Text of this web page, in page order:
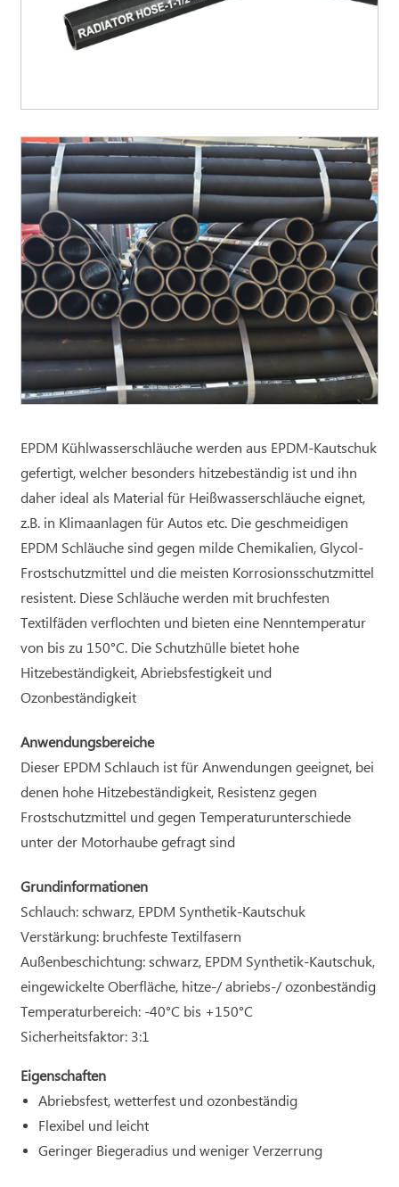
EPDM Kühlwasserschläuche werden aus EPDM-Kautschuk
gefertigt, welcher besonders hitzebeständig ist und ihn
daher ideal als Material für Heißwasserschläuche eignet,
z.B. in Klimaanlagen für Autos etc. Die geschmeidigen
EPDM Schläuche sind gegen milde Chemikalien, Glycol-
Frostschutzmittel und die meisten Korrosionsschutzmittel
resistent. Diese Schläuche werden mit bruchfesten
Textilfäden verflochten und bieten eine Nenntemperatur
von bis zu 150°C. Die Schutzhülle bietet hohe
Hitzebeständigkeit, Abriebsfestigkeit und
Ozonbeständigkeit
Anwendungsbereiche
Dieser EPDM Schlauch ist für Anwendungen geeignet, bei
denen hohe Hitzebeständigkeit, Resistenz gegen
Frostschutzmittel und gegen Temperaturunterschiede
unter der Motorhaube gefragt sind
Grundinformationen
Schlauch: schwarz, EPDM Synthetik-Kautschuk
Verstärkung: bruchfeste Textilfasern
Außenbeschichtung: schwarz, EPDM Synthetik-Kautschuk,
eingewickelte Oberfläche, hitze-/ abriebs-/ ozonbeständig
Temperaturbereich: -40°C bis +150°C
Sicherheitsfaktor: 3:1
Eigenschaften
Abriebsfest, wetterfest und ozonbeständig
Flexibel und leicht
Geringer Biegeradius und weniger Verzerrung